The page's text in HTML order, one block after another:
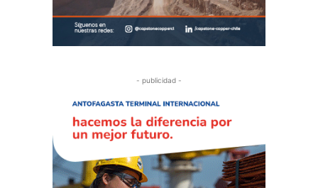
- publicidad -